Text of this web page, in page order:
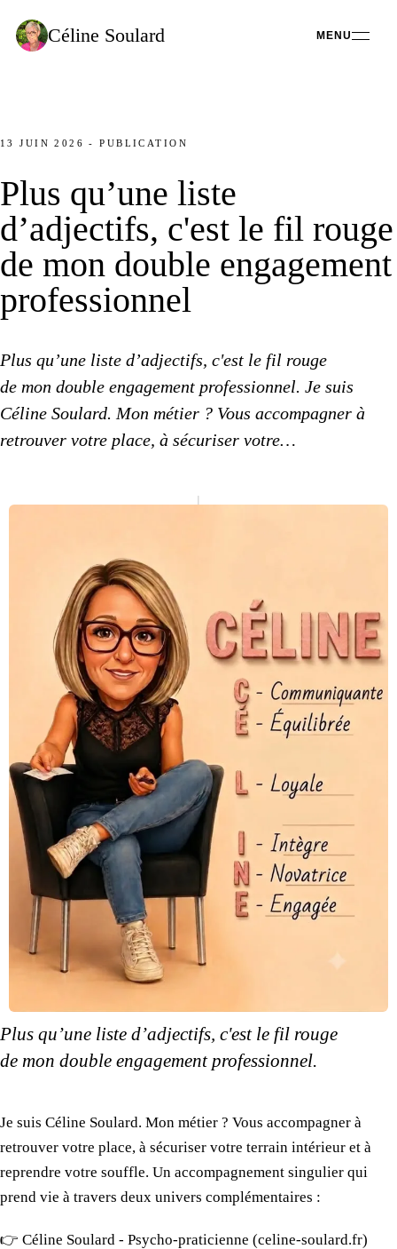
Céline Soulard MENU
13 JUIN 2026 -PUBLICATION
Plus qu’une liste
d’adjectifs, c'est le fil rouge
de mon double engagement
professionnel
Plus qu’une liste d’adjectifs, c'est le fil rouge
de mon double engagement professionnel. ​Je suis
Céline Soulard. Mon métier ? Vous accompagner à
retrouver votre place, à sécuriser votre…
Plus qu’une liste d’adjectifs, c'est le fil rouge
de mon double engagement professionnel.
​Je suis Céline Soulard. Mon métier ? Vous accompagner à
retrouver votre place, à sécuriser votre terrain intérieur et à
reprendre votre souffle. Un accompagnement singulier qui
prend vie à travers deux univers complémentaires :
​👉 Céline Soulard - Psycho-praticienne (celine-soulard.fr)